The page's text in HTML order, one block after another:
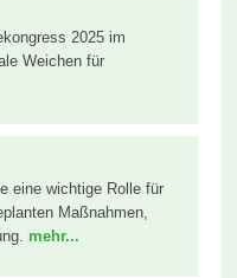
2025 im
Weichen für
eine wichtige Rolle für
Maßnahmen,
mehr...